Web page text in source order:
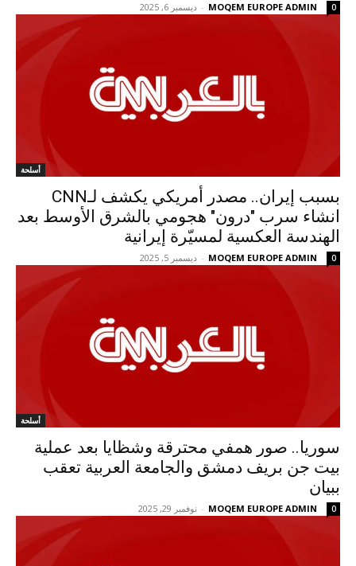
MOQEM EUROPE ADMIN
- ديسمبر 6, 2025 0
أسلحة
بسبب إيران.. مصدر أمريكي يكشف لـCNN
انشاء سرب "درون" هجومي بالشرق الأوسط بعد
الهندسة العكسية لمسيّرة إيرانية
MOQEM EUROPE ADMIN
- ديسمبر 5, 2025 0
أسلحة
سوريا.. صور همفي محترقة وشظايا بعد عملية
بيت جن بريف دمشق والجامعة العربية تعقب
ببيان
MOQEM EUROPE ADMIN
- نوفمبر 29, 2025 0